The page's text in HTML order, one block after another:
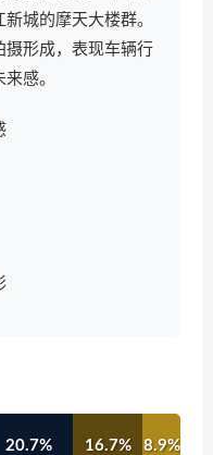
城的摩天大楼群。
摄形成，表现车辆行
感。
20.7% 16.7% 8.9%